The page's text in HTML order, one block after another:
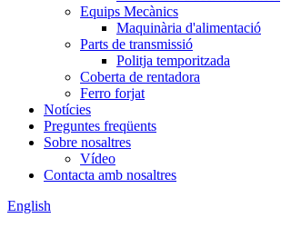
Equips Mecànics
Maquinària d'alimentació
Parts de transmissió
Politja temporitzada
Coberta de rentadora
Ferro forjat
Notícies
Preguntes freqüents
Sobre nosaltres
Vídeo
Contacta amb nosaltres
English